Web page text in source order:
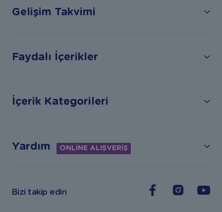
Gelişim Takvimi
Faydalı İçerikler
İçerik Kategorileri
Yardım ONLİNE ALIŞVERİŞ
Bizi takip edin